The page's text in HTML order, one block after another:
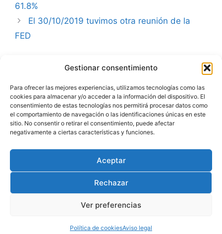
Gestionar consentimiento
Para ofrecer las mejores experiencias, utilizamos tecnologías como las
cookies para almacenar y/o acceder a la información del dispositivo. El
consentimiento de estas tecnologías nos permitirá procesar datos como
el comportamiento de navegación o las identificaciones únicas en este
sitio. No consentir o retirar el consentimiento, puede afectar
negativamente a ciertas características y funciones.
Aceptar
Rechazar
Ver preferencias
Política de cookiesAviso legal
61.8%
El 30/10/2019 tuvimos otra reunión de la
FED
Advertencia
Política de privacidad
Aviso legal
Política de cookies
con GeneratePress